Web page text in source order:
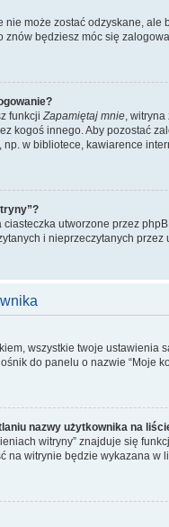
nie może zostać odzyskane,
będziesz móc się
funkcji Zapamiętaj mnie ,
kogoś innego. Aby pozostać
w bibliotece, kawiarence
ciasteczka utworzone przez
i nieprzeczytanych
wszystkie twoje ustawienia
do panelu o nazwie “Moje
nazwy użytkownika na
witryny” znajduje się
na witrynie będzie wykazana w